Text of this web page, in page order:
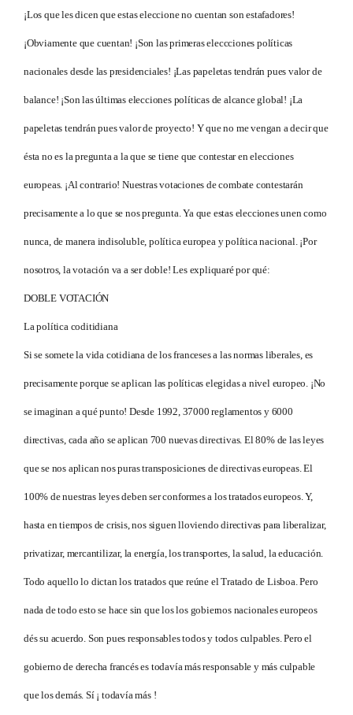
¡Los que les dicen que estas eleccione no cuentan son estafadores!
¡Obviamente que cuentan! ¡Son las primeras eleccciones políticas
nacionales desde las presidenciales! ¡Las papeletas tendrán pues valor de
balance! ¡Son las últimas elecciones políticas de alcance global! ¡La
papeletas tendrán pues valor de proyecto! Y que no me vengan a decir que
ésta no es la pregunta a la que se tiene que contestar en elecciones
europeas. ¡Al contrario! Nuestras votaciones de combate contestarán
precisamente a lo que se nos pregunta. Ya que estas elecciones unen como
nunca, de manera indisoluble, política europea y política nacional. ¡Por
nosotros, la votación va a ser doble! Les expliquaré por qué:
DOBLE VOTACIÓN
La política coditidiana
Si se somete la vida cotidiana de los franceses a las normas liberales, es
precisamente porque se aplican las políticas elegidas a nivel europeo. ¡No
se imaginan a qué punto! Desde 1992, 37000 reglamentos y 6000
directivas, cada año se aplican 700 nuevas directivas. El 80% de las leyes
que se nos aplican nos puras transposiciones de directivas europeas. El
100% de nuestras leyes deben ser conformes a los tratados europeos. Y,
hasta en tiempos de crisis, nos siguen lloviendo directivas para liberalizar,
privatizar, mercantilizar, la energía, los transportes, la salud, la educación.
Todo aquello lo dictan los tratados que reúne el Tratado de Lisboa. Pero
nada de todo esto se hace sin que los los gobiernos nacionales europeos
dés su acuerdo. Son pues responsables todos y todos culpables. Pero el
gobierno de derecha francés es todavía más responsable y más culpable
que los demás. Sí ¡ todavía más !